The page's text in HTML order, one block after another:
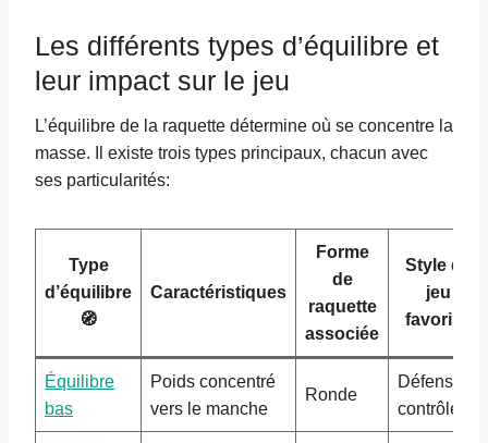
Les différents types d’équilibre et
leur impact sur le jeu
L’équilibre de la raquette détermine où se concentre la
masse. Il existe trois types principaux, chacun avec
ses particularités:
Type
d’équilibre
🧭
Caractéristiques
Forme
de
raquette
associée
Style de
jeu
favorisé
Équilibre
bas
Poids concentré
vers le manche
Ronde
Défensif,
contrôle